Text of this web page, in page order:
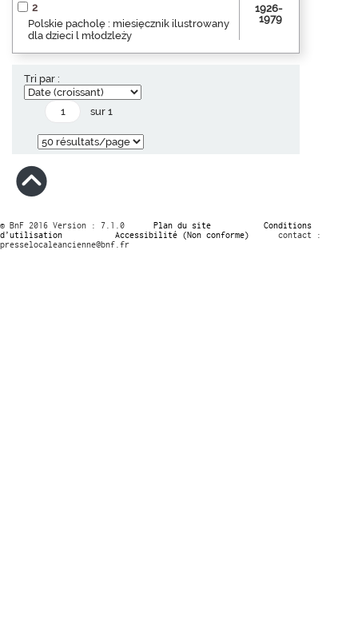
2
Polskie pacholę : miesięcznik ilustrowany
dla dzieci l młodzleży
1926-
1979
Tri par :
sur 1
© BnF 2016 Version : 7.1.0 Plan du site
Conditions
d’utilisation
Accessibilité (Non conforme)
contact :
presselocaleancienne@bnf.fr